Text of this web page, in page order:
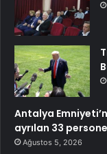
Antalya
ayrılan 33
Ağustos 5, 2026